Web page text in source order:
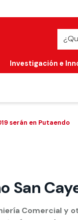
Investigación e
serán en Putaendo
San
Comercial y